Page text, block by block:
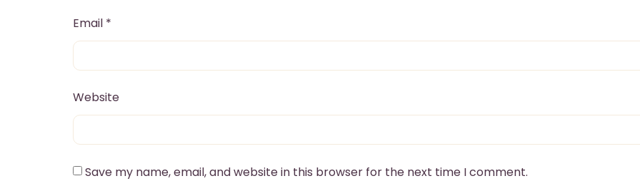
Email *
Website
Save my name, email, and website in this browser for the next time I comment.